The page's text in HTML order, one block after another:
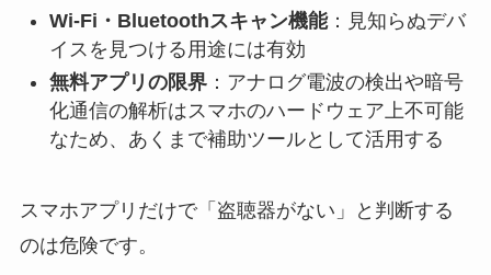
Wi-Fi・Bluetoothスキャン機能：見知らぬデバ
イスを見つける用途には有効
無料アプリの限界：アナログ電波の検出や暗号
化通信の解析はスマホのハードウェア上不可能
なため、あくまで補助ツールとして活用する
スマホアプリだけで「盗聴器がない」と判断する
のは危険です。